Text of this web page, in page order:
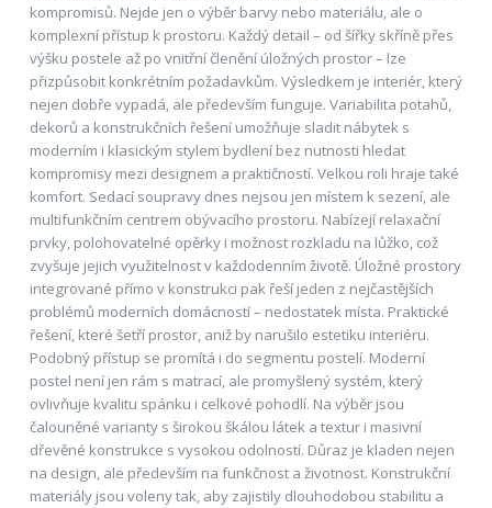
kompromisů. Nejde jen o výběr barvy nebo materiálu, ale o
komplexní přístup k prostoru. Každý detail – od šířky skříně přes
výšku postele až po vnitřní členění úložných prostor – lze
přizpůsobit konkrétním požadavkům. Výsledkem je interiér, který
nejen dobře vypadá, ale především funguje. Variabilita potahů,
dekorů a konstrukčních řešení umožňuje sladit nábytek s
moderním i klasickým stylem bydlení bez nutnosti hledat
kompromisy mezi designem a praktičností. Velkou roli hraje také
komfort. Sedací soupravy dnes nejsou jen místem k sezení, ale
multifunkčním centrem obývacího prostoru. Nabízejí relaxační
prvky, polohovatelné opěrky i možnost rozkladu na lůžko, což
zvyšuje jejich využitelnost v každodenním životě. Úložné prostory
integrované přímo v konstrukci pak řeší jeden z nejčastějších
problémů moderních domácností – nedostatek místa. Praktické
řešení, které šetří prostor, aniž by narušilo estetiku interiéru.
Podobný přístup se promítá i do segmentu postelí. Moderní
postel není jen rám s matrací, ale promyšlený systém, který
ovlivňuje kvalitu spánku i celkové pohodlí. Na výběr jsou
čalouněné varianty s širokou škálou látek a textur i masivní
dřevěné konstrukce s vysokou odolností. Důraz je kladen nejen
na design, ale především na funkčnost a životnost. Konstrukční
materiály jsou voleny tak, aby zajistily dlouhodobou stabilitu a